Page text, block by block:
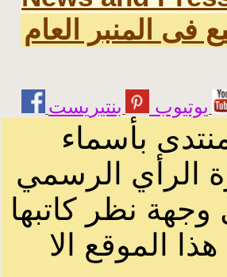
فى المنبر العام
يوتيوب
بأسماء
الرأي الرسمي
نظر كاتبها
الموقع الا